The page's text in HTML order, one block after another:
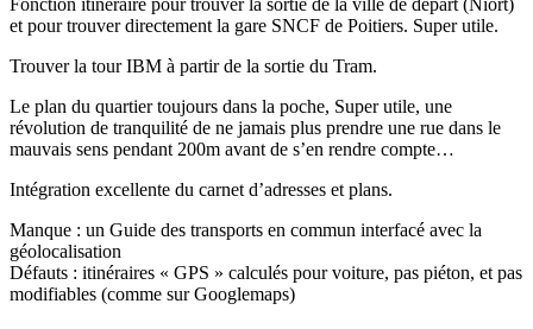
et pour trouver directement la gare SNCF de Poitiers. Super utile.
Trouver la tour IBM à partir de la sortie du Tram.
Le plan du quartier toujours dans la poche, Super utile, une
révolution de tranquilité de ne jamais plus prendre une rue dans le
mauvais sens pendant 200m avant de s’en rendre compte…
Intégration excellente du carnet d’adresses et plans.
Manque : un Guide des transports en commun interfacé avec la
géolocalisation
Défauts : itinéraires « GPS » calculés pour voiture, pas piéton, et pas
modifiables (comme sur Googlemaps)